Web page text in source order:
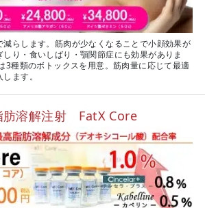
減らします。筋肉が少なくなることで小顔効果が
り・食いしばり・顎関節症にも効果がありま
3種類のボトックスを用意。筋肉量に応じて最適
ます。
肪溶解注射 FatX Core